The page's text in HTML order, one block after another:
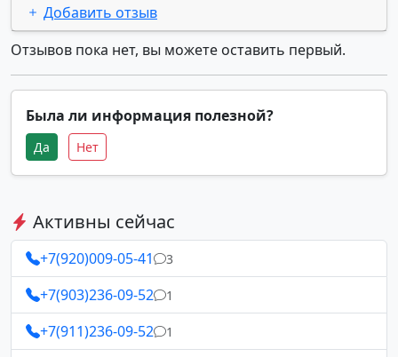
Добавить отзыв
Отзывов пока нет, вы можете оставить первый.
Была ли информация полезной?
Да Нет
Активны сейчас
+7(920)009-05-41 3
+7(903)236-09-52 1
+7(911)236-09-52 1